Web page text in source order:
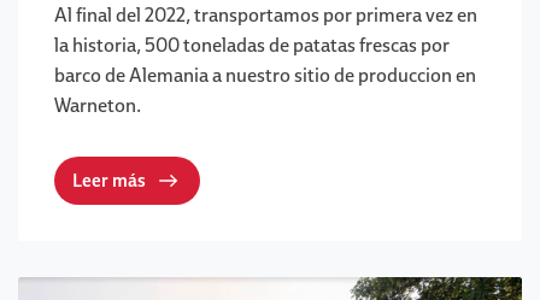
Al final del 2022, transportamos por primera vez en
la historia, 500 toneladas de patatas frescas por
barco de Alemania a nuestro sitio de produccion en
Warneton.
Leer más